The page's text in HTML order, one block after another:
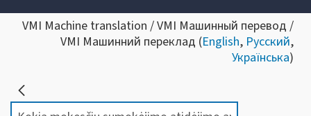
VMI Machine translation / VMI Машинный перевод /
VMI Машинний переклад (English, Русский,
Українська)